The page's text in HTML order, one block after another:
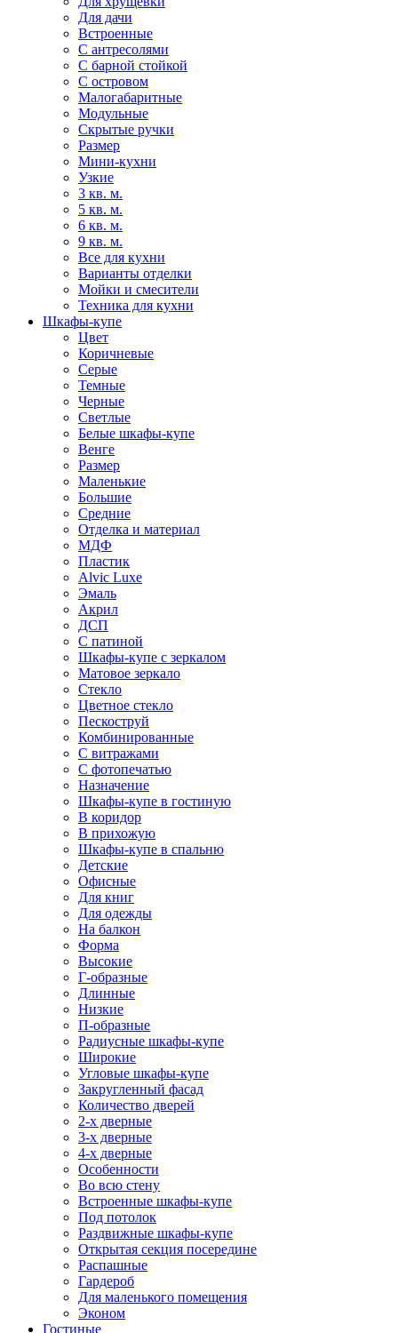
Для дачи
Встроенные
С антресолями
С барной стойкой
С островом
Малогабаритные
Модульные
Скрытые ручки
Размер
Мини-кухни
Узкие
3 кв. м.
5 кв. м.
6 кв. м.
9 кв. м.
Все для кухни
Варианты отделки
Мойки и смесители
Техника для кухни
Шкафы-купе
Цвет
Коричневые
Серые
Темные
Черные
Светлые
Белые шкафы-купе
Венге
Размер
Маленькие
Большие
Средние
Отделка и материал
МДФ
Пластик
Alvic Luxe
Эмаль
Акрил
ДСП
С патиной
Шкафы-купе с зеркалом
Матовое зеркало
Стекло
Цветное стекло
Пескоструй
Комбинированные
С витражами
С фотопечатью
Назначение
Шкафы-купе в гостиную
В коридор
В прихожую
Шкафы-купе в спальню
Детские
Офисные
Для книг
Для одежды
На балкон
Форма
Высокие
Г-образные
Длинные
Низкие
П-образные
Радиусные шкафы-купе
Широкие
Угловые шкафы-купе
Закругленный фасад
Количество дверей
2-х дверные
3-х дверные
4-х дверные
Особенности
Во всю стену
Встроенные шкафы-купе
Под потолок
Раздвижные шкафы-купе
Открытая секция посередине
Распашные
Гардероб
Для маленького помещения
Эконом
Гостиные